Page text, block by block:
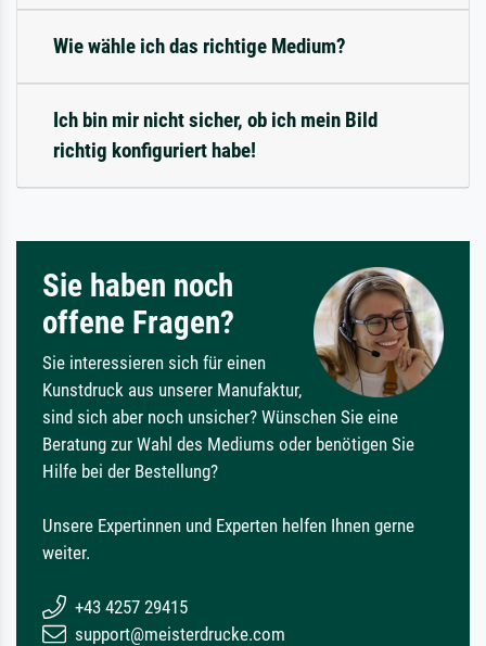
Wie wähle ich das richtige Medium?
Ich bin mir nicht sicher, ob ich mein Bild
richtig konfiguriert habe!
Sie haben noch
offene Fragen?
Sie interessieren sich für einen
Kunstdruck aus unserer Manufaktur,
sind sich aber noch unsicher? Wünschen Sie eine
Beratung zur Wahl des Mediums oder benötigen Sie
Hilfe bei der Bestellung?
Unsere Expertinnen und Experten helfen Ihnen gerne
weiter.
+43 4257 29415
support@meisterdrucke.com